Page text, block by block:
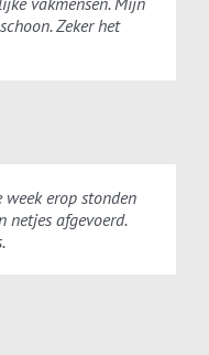
Zeker het
week erop stonden
netjes afgevoerd.